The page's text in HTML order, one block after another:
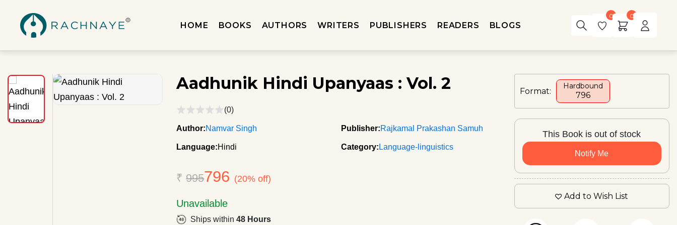
HOME BOOKS AUTHORS WRITERS PUBLISHERS READERS BLOGS
0 0
Aadhunik Hindi Upanyaas : Vol. 2
(0)
Author:Namvar Singh Publisher:Rajkamal Prakashan Samuh
Language:Hindi Category: Language-linguistics
₹995796 (20% off)
Unavailable
Ships within48 Hours
Format:
Hardbound
₹796
This Book is out of stock
Notify Me
Add to Wish List